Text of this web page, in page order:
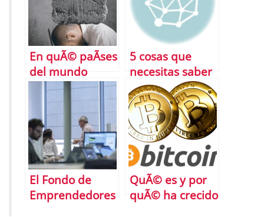
En quÃ© paÃ­ses
del mundo
trabajarÃ¡s mÃ¡s
tendrÃ¡s mÃ¡s
tiempo libre
5 cosas que
necesitas saber
para entender
la devaluaciÃ³n
de moneda en
China
El Fondo de
Emprendedores
QuÃ© es y por
quÃ© ha crecido